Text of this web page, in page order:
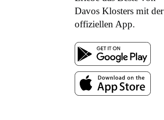
Davos Klosters mit der
offiziellen App.